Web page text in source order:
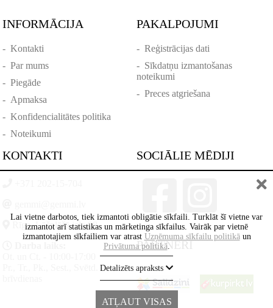
INFORMĀCIJA
-Kontakti
-Par mums
-Piegāde
- Apmaksa
-Konfidencialitātes politika
-Noteikumi
PAKALPOJUMI
- Reģistrācijas dati
- Sīkdatņu izmantošanas
noteikumi
- Preces atgriešana
KONTAKTI
Rīga, Lāčplēšā iela 88
Pr., Tr., Pk., Sest., Svētd. -
SOCIĀLIE MĒDIJI
PARTNERI
Lai vietne darbotos, tiek izmantoti obligātie sīkfaili. Turklāt šī vietne var
izmantot arī statistikas un mārketinga sīkfailus. Vairāk par vietnē
izmantotajiem sīkfailiem var atrast Uzņēmuma sīkfailu politikāun
Privātuma politikā.
Detalizēts apraksts
ATĻAUT VISAS